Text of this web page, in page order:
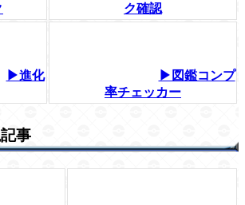
ク確認
▶進化
▶図鑑コンプ
率チェッカー
事